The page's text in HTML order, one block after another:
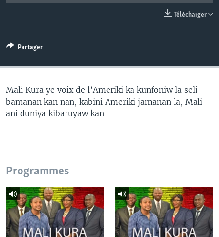
Télécharger
Partager
Mali Kura ye voix de l’Ameriki ka kunfoniw la seli
bamanan kan nan, kabini Ameriki jamanan la, Mali
ani duniya kibaruyaw kan
Programmes